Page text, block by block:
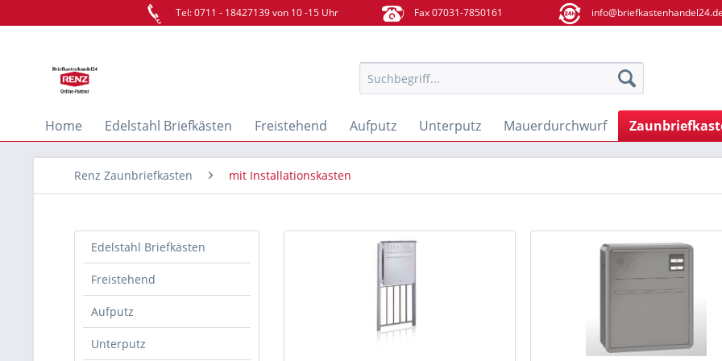
Tel: 0711 - 18427139 von 10 -15 Uhr Fax 07031-7850161 info@briefkastenhandel24.de
Home Edelstahl Briefkästen Freistehend Aufputz Unterputz Mauerdurchwurf
Renz Zaunbriefkasten mit Installationskasten
Edelstahl Briefkästen
Freistehend
Aufputz
Unterputz